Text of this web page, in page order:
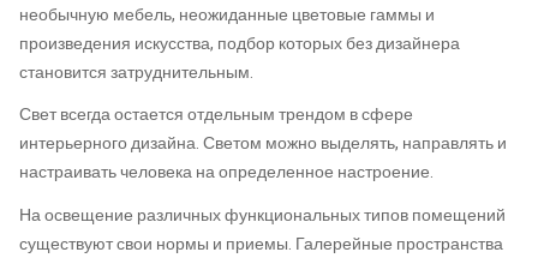
необычную мебель, неожиданные цветовые гаммы и
произведения искусства, подбор которых без дизайнера
становится затруднительным.
Свет всегда остается отдельным трендом в сфере
интерьерного дизайна. Светом можно выделять, направлять и
настраивать человека на определенное настроение.
На освещение различных функциональных типов помещений
существуют свои нормы и приемы. Галерейные пространства